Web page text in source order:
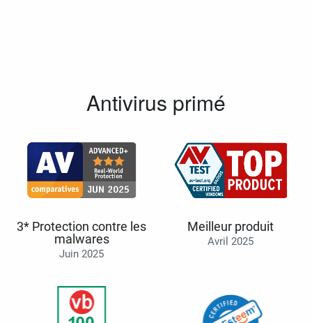
Antivirus primé
3* Protection contre les
malwares
Juin 2025
Meilleur produit
Avril 2025